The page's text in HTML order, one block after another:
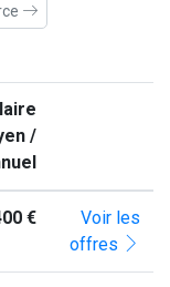
/
€
Voir les
offres